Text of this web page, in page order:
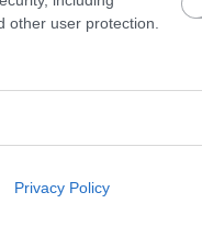
other user protection.
Privacy Policy